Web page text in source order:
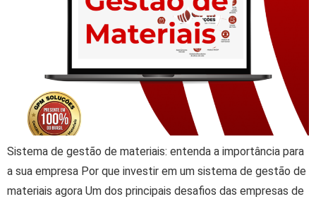
Sistema de gestão de materiais: entenda a importância para
a sua empresa Por que investir em um sistema de gestão de
materiais agora Um dos principais desafios das empresas de